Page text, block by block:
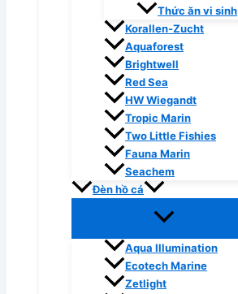
Thức ăn vi sinh
Korallen-Zucht
Aquaforest
Brightwell
Red Sea
HW Wiegandt
Tropic Marin
Two Little Fishies
Fauna Marin
Seachem
Đèn hồ cá
Aqua Illumination
Ecotech Marine
Zetlight